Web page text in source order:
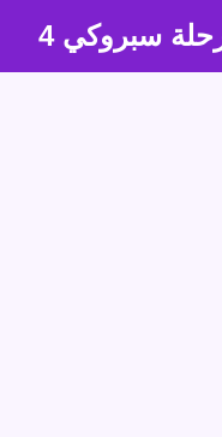
سبروكي 4